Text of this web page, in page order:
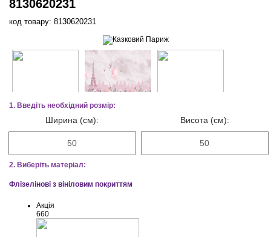
8130620231
код товару: 8130620231
1. Введіть необхідний розмір:
Ширина (см): Висота (см):
2. Виберіть матеріал:
Флізелінові з вініловим покриттям
Акція
660